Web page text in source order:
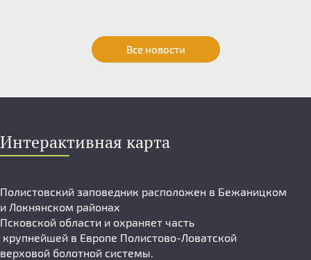
Все новости
Интерактивная карта
Полистовский заповедник расположен в Бежаницком
и Локнянском районах
Псковской области и охраняет часть
крупнейшей в Европе Полистово-Ловатской
верховой болотной системы.